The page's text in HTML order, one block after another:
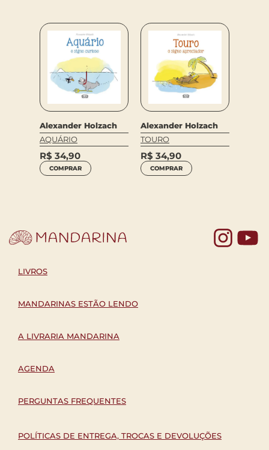
Alexander Holzach
AQUÁRIO
R$ 34,90
COMPRAR
Alexander Holzach
TOURO
R$ 34,90
COMPRAR
LIVROS
MANDARINAS ESTÃO LENDO
A LIVRARIA MANDARINA
AGENDA
PERGUNTAS FREQUENTES
POLÍTICAS DE ENTREGA, TROCAS E DEVOLUÇÕES